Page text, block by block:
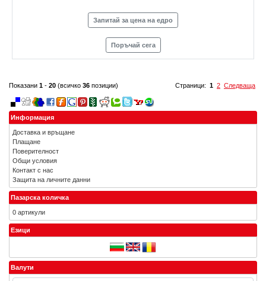
Запитай за цена на едро
Поръчай сега
Страници: 1 2 Следваща
Показани 1 - 20 (всичко 36 позиции)
Информация
Доставка и връщане
Плащане
Поверителност
Общи условия
Контакт с нас
Защита на личните данни
Пазарска количка
0 артикули
Езици
Валути